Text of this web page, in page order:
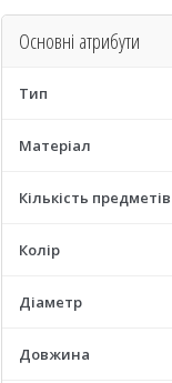
Основні атрибути
Тип
Матеріал
Кількість
Колір
Діаметр
Довжина